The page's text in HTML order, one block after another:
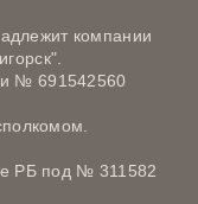
компании
№ 691542560
РБ под № 311582